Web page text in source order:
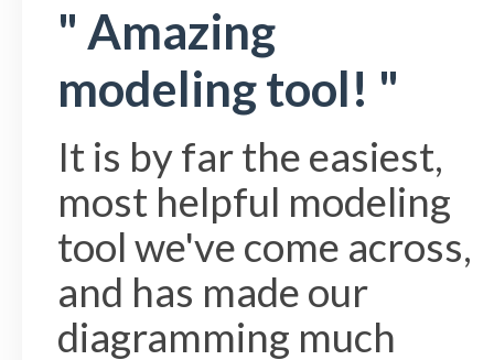
" Amazing
modeling tool! "
It is by far the easiest,
most helpful modeling
tool we've come across,
and has made our
diagramming much